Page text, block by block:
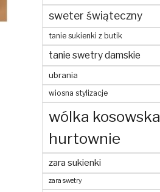
sweter świąteczny
tanie sukienki z butik
tanie swetry damskie
ubrania
wiosna stylizacje
wólka kosowska
hurtownie
zara sukienki
zara swetry